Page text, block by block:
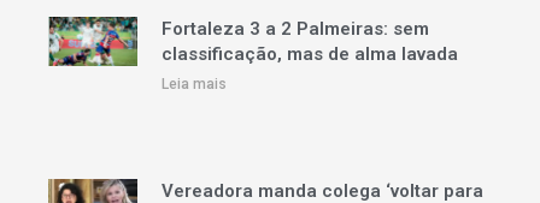
Fortaleza 3 a 2 Palmeiras: sem
classificação, mas de alma lavada
Leia mais
Vereadora manda colega ‘voltar para